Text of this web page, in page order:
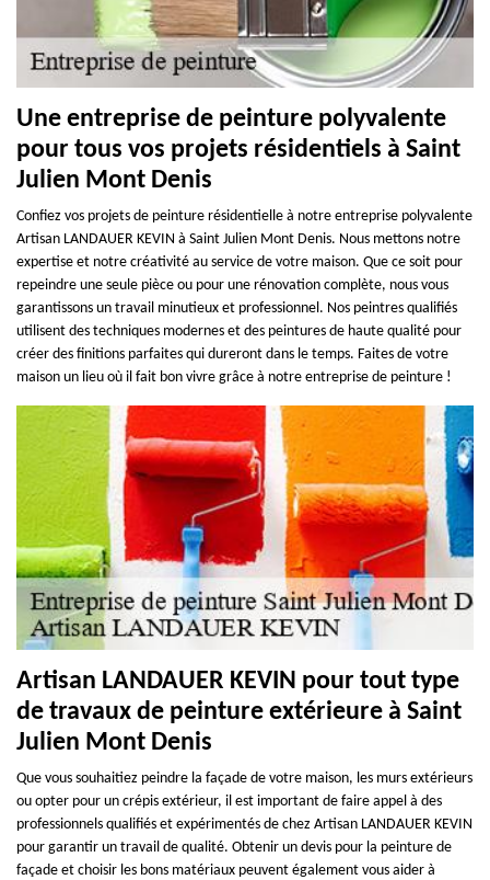
Une entreprise de peinture polyvalente
pour tous vos projets résidentiels à Saint
Julien Mont Denis
Confiez vos projets de peinture résidentielle à notre entreprise polyvalente
Artisan LANDAUER KEVIN à Saint Julien Mont Denis. Nous mettons notre
expertise et notre créativité au service de votre maison. Que ce soit pour
repeindre une seule pièce ou pour une rénovation complète, nous vous
garantissons un travail minutieux et professionnel. Nos peintres qualifiés
utilisent des techniques modernes et des peintures de haute qualité pour
créer des finitions parfaites qui dureront dans le temps. Faites de votre
maison un lieu où il fait bon vivre grâce à notre entreprise de peinture !
Artisan LANDAUER KEVIN pour tout type
de travaux de peinture extérieure à Saint
Julien Mont Denis
Que vous souhaitiez peindre la façade de votre maison, les murs extérieurs
ou opter pour un crépis extérieur, il est important de faire appel à des
professionnels qualifiés et expérimentés de chez Artisan LANDAUER KEVIN
pour garantir un travail de qualité. Obtenir un devis pour la peinture de
façade et choisir les bons matériaux peuvent également vous aider à